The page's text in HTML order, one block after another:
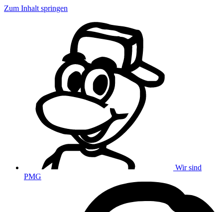
Zum Inhalt springen
Wir sind
PMG